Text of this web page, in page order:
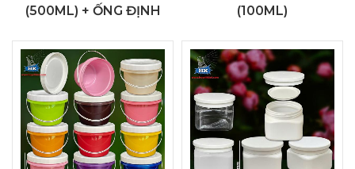
(500ML) + ỐNG ĐỊNH
(100ML)